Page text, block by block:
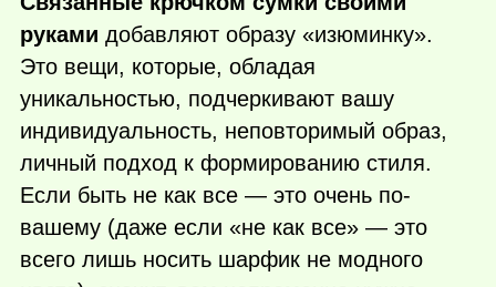
руками добавляют образу «изюминку».
Это вещи, которые, обладая
уникальностью, подчеркивают вашу
индивидуальность, неповторимый образ,
личный подход к формированию стиля.
Если быть не как все — это очень по-
вашему (даже если «не как все» — это
всего лишь носить шарфик не модного